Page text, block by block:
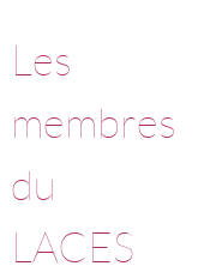
Les
membres
du
LACES